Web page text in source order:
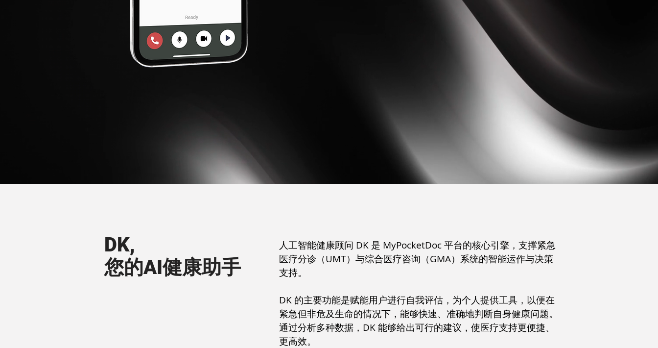
DK,
您的AI健康助手
人工智能健康顾问 DK 是 MyPocketDoc 平台的核心引擎，支撑紧急
医疗分诊（UMT）与综合医疗咨询（GMA）系统的智能运作与决策
支持。
DK 的主要功能是赋能用户进行自我评估，为个人提供工具，以便在
紧急但非危及生命的情况下，能够快速、准确地判断自身健康问题。
通过分析多种数据，DK 能够给出可行的建议，使医疗支持更便捷、
更高效。